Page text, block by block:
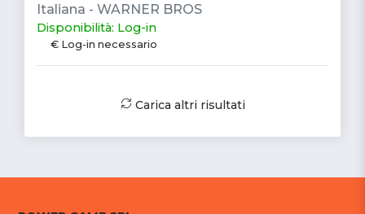
Italiana - WARNER BROS
Disponibilità: Log-in
€ Log-in necessario
Carica altri risultati